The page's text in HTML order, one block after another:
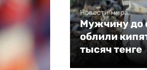
Новости мира
Мужчину до
облили
тысяч тенге